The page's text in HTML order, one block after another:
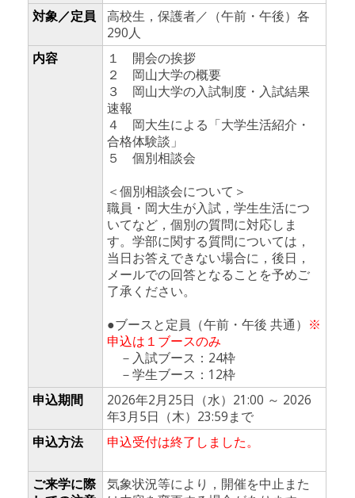
対象／定員
高校生，保護者／（午前・午後）各
290人
内容
１ 開会の挨拶
２ 岡山大学の概要
３ 岡山大学の入試制度・入試結果
速報
４ 岡大生による「大学生活紹介・
合格体験談」
５ 個別相談会
＜個別相談会について＞
職員・岡大生が入試，学生生活につ
いてなど，個別の質問に対応しま
す。学部に関する質問については，
当日お答えできない場合に，後日，
メールでの回答となることを予めご
了承ください。
●ブースと定員（午前・午後 共通） ※
申込は１ブースのみ
－入試ブース：24枠
－学生ブース：12枠
申込期間
2026年2月25日（水）21:00 ～ 2026
年3月5日（木）23:59まで
申込方法
申込受付は終了しました。
ご来学に際
気象状況等により，開催を中止また